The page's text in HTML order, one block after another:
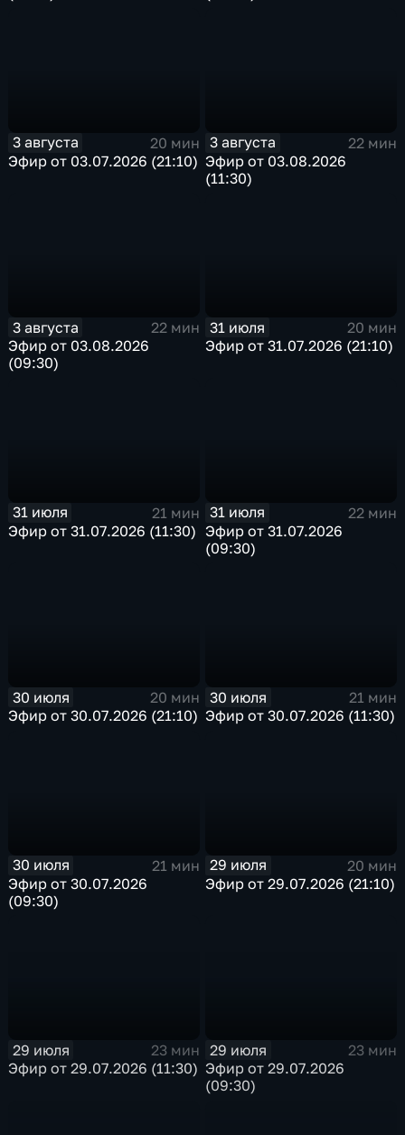
3 августа
20 мин
Эфир от 03.07.2026 (21:10)
3 августа
22 мин
Эфир от 03.08.2026
(11:30)
3 августа
22 мин
Эфир от 03.08.2026
(09:30)
31 июля
20 мин
Эфир от 31.07.2026 (21:10)
31 июля
21 мин
Эфир от 31.07.2026 (11:30)
31 июля
22 мин
Эфир от 31.07.2026
(09:30)
30 июля
20 мин
Эфир от 30.07.2026 (21:10)
30 июля
21 мин
Эфир от 30.07.2026 (11:30)
30 июля
21 мин
Эфир от 30.07.2026
(09:30)
29 июля
20 мин
Эфир от 29.07.2026 (21:10)
29 июля
23 мин
Эфир от 29.07.2026 (11:30)
29 июля
23 мин
Эфир от 29.07.2026
(09:30)